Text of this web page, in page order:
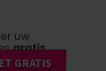
uw
gratis
GRATIS